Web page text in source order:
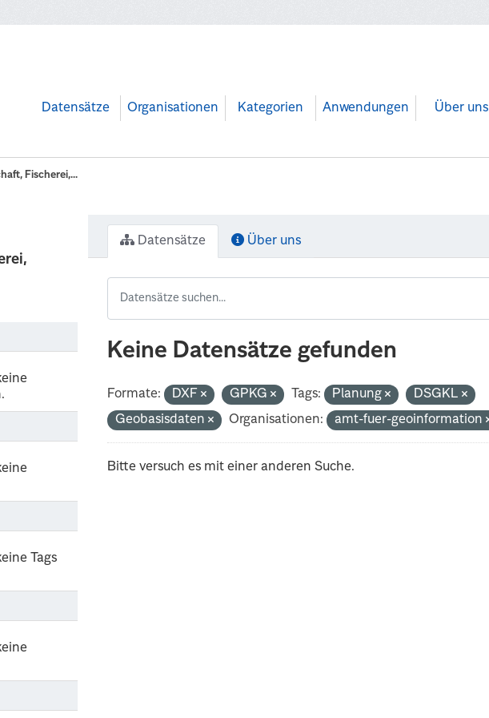
Datensätze Organisationen Kategorien Anwendungen Über uns
Fischerei,...
Tags
Datensätze Über uns
Keine Datensätze gefunden
Formate: DXF GPKG Tags: Planung
DSGKL
Geobasisdaten
Organisationen: amt-fuer-geoinformation
Bitte versuch es mit einer anderen Suche.